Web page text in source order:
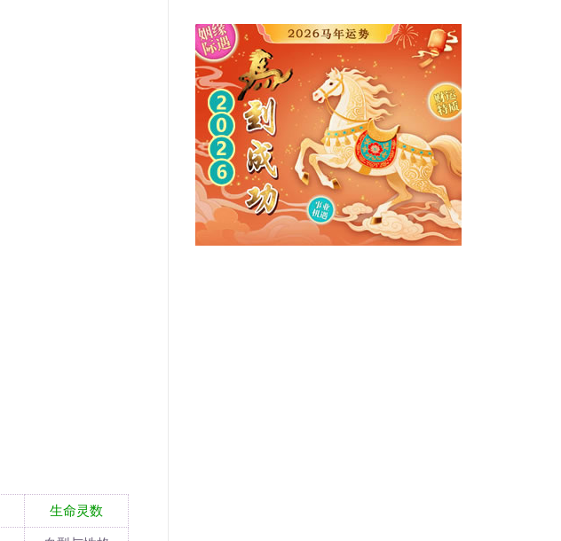
生命灵数